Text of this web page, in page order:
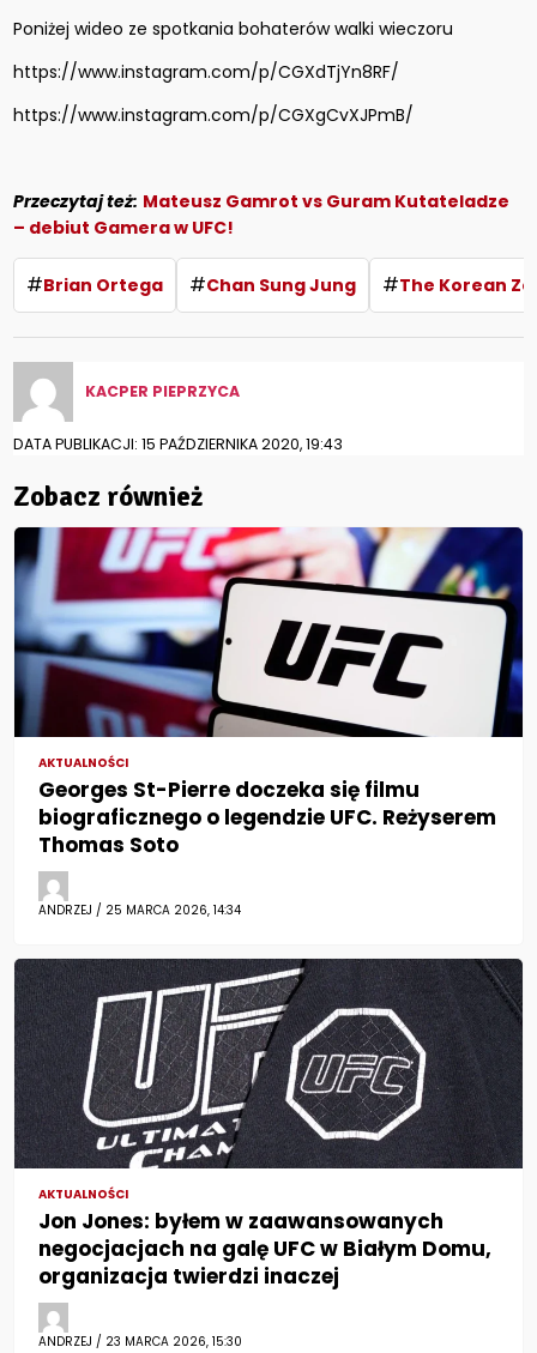
Poniżej wideo ze spotkania bohaterów walki wieczoru
https://www.instagram.com/p/CGXdTjYn8RF/
https://www.instagram.com/p/CGXgCvXJPmB/
Przeczytaj też: Mateusz Gamrot vs Guram Kutateladze
– debiut Gamera w UFC!
#Brian Ortega #Chan Sung Jung #The Korean
KACPER PIEPRZYCA
DATA PUBLIKACJI: 15 PAŹDZIERNIKA 2020, 19:43
Zobacz również
AKTUALNOŚCI
Georges St-Pierre doczeka się filmu
biograficznego o legendzie UFC. Reżyserem
Thomas Soto
ANDRZEJ / 25 MARCA 2026, 14:34
AKTUALNOŚCI
Jon Jones: byłem w zaawansowanych
negocjacjach na galę UFC w Białym Domu,
organizacja twierdzi inaczej
ANDRZEJ / 23 MARCA 2026, 15:30